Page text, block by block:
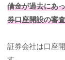
借金が過去にあ
券口座開設の審
証券会社は口座